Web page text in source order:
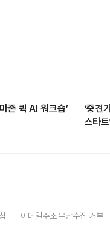
존 퀵 AI 워크숍’
‘중견
스타
이메일주소 무단수집 거부